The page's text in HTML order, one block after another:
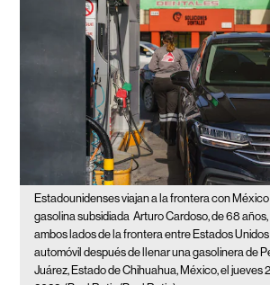
Estadounidenses viajan a la frontera con
gasolina subsidiada Arturo Cardoso, de 68
ambos lados de la frontera entre Estados
automóvil después de llenar una gasolinera de
Juárez, Estado de Chihuahua, México, el jueves